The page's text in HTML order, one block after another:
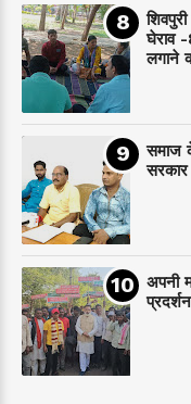
घेराव
लगाने
समाज
सरकार
अपनी